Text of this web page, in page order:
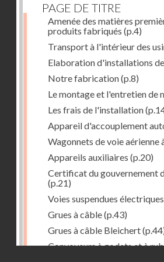
PAGE DE TITRE
Amenée des matières
produits fabriqués (p.4)
Transport à l'intérieur des
Elaboration d'installations
Notre fabrication(p.8)
Le montage et l'entretien de
Les frais de l'installation
Appareil d'accouplement
Wagonnets de voie aérienne
Appareils auxiliaires (p.20)
Certificat du gouvernement
(p.21)
Voies suspendues électriques
Grues à câble(p.43)
Grues à câble Bleichert
Convoyeurs à godets et à